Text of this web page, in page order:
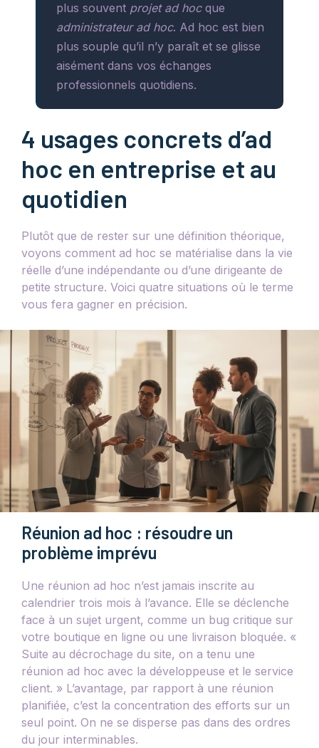
plus souvent projet ad hocque
administrateur ad hoc. Ad hoc est bien
plus souple qu’il n’y paraît et se glisse
aisément dans vos échanges
professionnels quotidiens.
4 usages concrets d’ad
hoc en entreprise et au
quotidien
Plutôt que de rester sur une définition théorique,
voyons comment ad hoc se matérialise dans la vie
réelle d’une indépendante ou d’une dirigeante de
petite structure. Voici quatre situations où le terme
vous fera gagner en précision.
Réunion ad hoc : résoudre un
problème imprévu
Une réunion ad hoc n’est jamais inscrite au
calendrier trois mois à l’avance. Elle se déclenche
face à un sujet urgent, comme un bug critique sur
votre boutique en ligne ou une livraison bloquée. «
Suite au décrochage du site, on a tenu une
réunion ad hoc avec la développeuse et le service
client. » L’avantage, par rapport à une réunion
planifiée, c’est la concentration des efforts sur un
seul point. On ne se disperse pas dans des ordres
du jour interminables.